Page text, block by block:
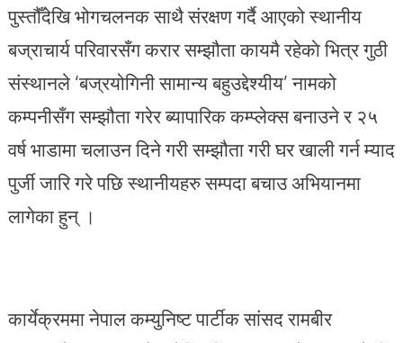
पुस्तौँदेखि भोगचलनक साथै संरक्षण गर्दै आएको स्थानीय
बज्राचार्य परिवारसँग करार सम्झौता कायमै रहेकाे भित्र गुठी
संस्थानले ‘बज्रयोगिनी सामान्य बहुउद्देश्यीय’ नामको
कम्पनीसँग सम्झौता गरेर ब्यापारिक कम्प्लेक्स बनाउने र २५
वर्ष भाडामा चलाउन दिने गरी सम्झौता गरी घर खाली गर्न म्याद
पुर्जी जारि गरे पछि स्थानीयहरु सम्पदा बचाउ अभियानमा
लागेका हुन् ।
कार्येक्रममा नेपाल कम्युनिष्ट पार्टीक सांसद रामबीर